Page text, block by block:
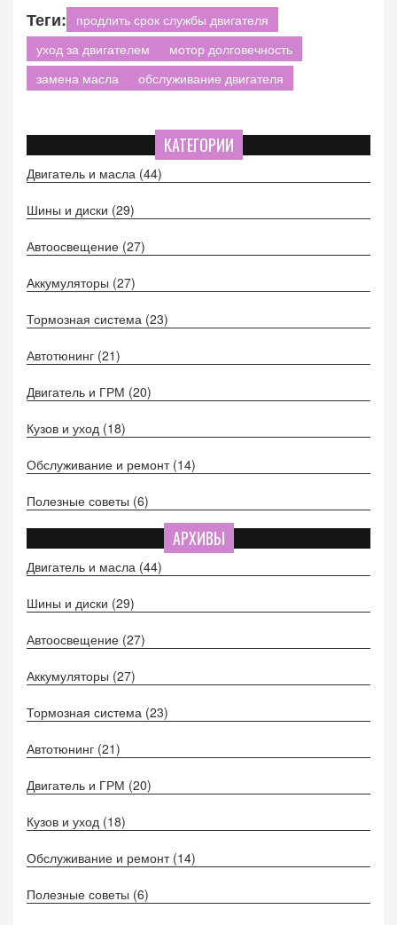
Теги:
продлить срок службы двигателя
уход за двигателем
мотор долговечность
замена масла
обслуживание двигателя
КАТЕГОРИИ
Двигатель и масла (44)
Шины и диски (29)
Автоосвещение (27)
Аккумуляторы (27)
Тормозная система (23)
Автотюнинг (21)
Двигатель и ГРМ (20)
Кузов и уход (18)
Обслуживание и ремонт (14)
Полезные советы (6)
АРХИВЫ
Двигатель и масла (44)
Шины и диски (29)
Автоосвещение (27)
Аккумуляторы (27)
Тормозная система (23)
Автотюнинг (21)
Двигатель и ГРМ (20)
Кузов и уход (18)
Обслуживание и ремонт (14)
Полезные советы (6)